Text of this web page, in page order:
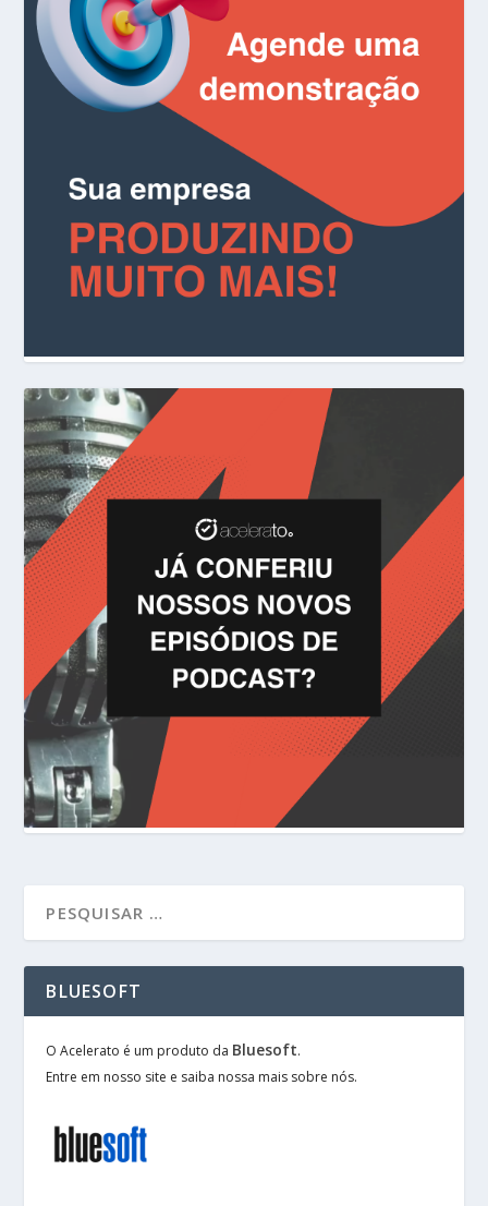
BLUESOFT
O Acelerato é um produto da Bluesoft.
Entre em nosso site e saiba nossa mais sobre nós.